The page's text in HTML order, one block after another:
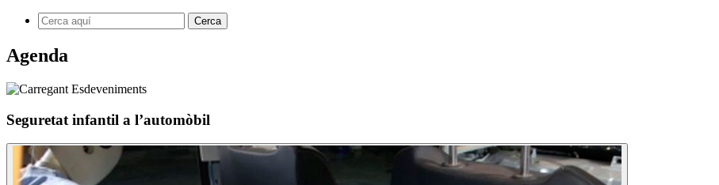
Agenda
Seguretat infantil a l’automòbil